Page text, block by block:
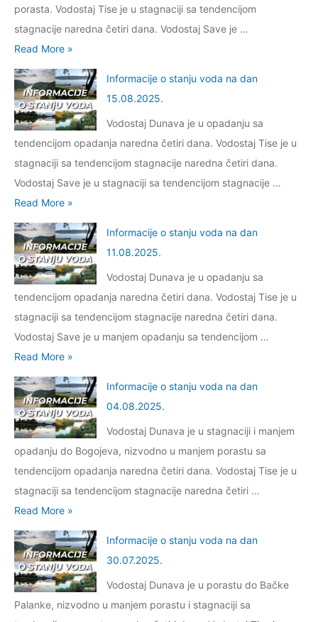
..
1
0
.
2
0
2
5
.
a
a
n
2
1
.
0
9
.
2
0
2
5
.
S
a
r
b
r
d
a
č
a
m
a
c
a
u
g
r
a
d
s
k
o
j
l
u
c
i
a
c
i
j
e
o
s
u
v
o
d
n
a
a
n
3
0
.
0
8
.
2
0
2
5
porasta. Vodostaj Tise je u stagnaciji sa tendencijom
stagnacije naredna četiri dana. Vodostaj Save je …
I
n
f
o
r
m
a
c
i
j
e
o
s
u
v
o
a
a
a
n
2
1
Read More »
Informacije o stanju voda na dan
15.08.2025.
Vodostaj Dunava je u opadanju sa
tendencijom opadanja naredna četiri dana. Vodostaj Tise je u
stagnaciji sa tendencijom stagnacije naredna četiri dana.
Vodostaj Save je u stagnaciji sa tendencijom stagnacije …
I
n
f
o
r
m
a
c
i
j
e
o
s
u
v
o
d
a
Read More »
Informacije o stanju voda na dan
11.08.2025.
Vodostaj Dunava je u opadanju sa
tendencijom opadanja naredna četiri dana. Vodostaj Tise je u
stagnaciji sa tendencijom stagnacije naredna četiri dana.
Vodostaj Save je u manjem opadanju sa tendencijom …
I
n
f
o
r
m
a
c
i
j
e
o
s
Read More »
Informacije o stanju voda na dan
04.08.2025.
Vodostaj Dunava je u stagnaciji i manjem
opadanju do Bogojeva, nizvodno u manjem porastu sa
tendencijom opadanja naredna četiri dana. Vodostaj Tise je u
stagnaciji sa tendencijom stagnacije naredna četiri …
I
n
f
o
r
m
Read More »
Informacije o stanju voda na dan
30.07.2025.
Vodostaj Dunava je u porastu do Bačke
Palanke, nizvodno u manjem porastu i stagnaciji sa